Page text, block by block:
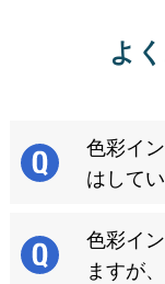
よ
色彩イ
はして
色彩イ
ますが